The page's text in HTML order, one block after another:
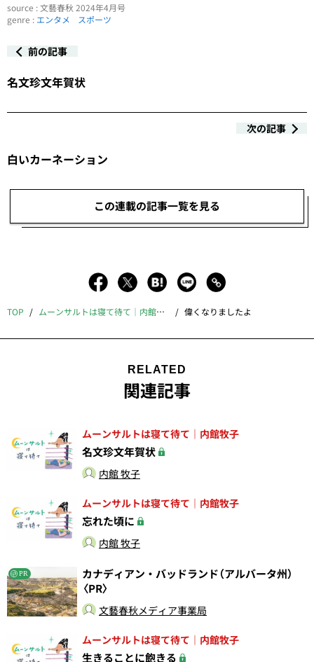
source : 文藝春秋 2024年4月号
genre : エンタメ スポーツ
前の記事
名文珍文年賀状
次の記事
白いカーネーション
この連載の記事一覧を見る
TOP ムーンサルトは寝て待て｜内館牧子 偉くなりましたよ
RELATED
関連記事
ムーンサルトは寝て待て｜内館牧子
名文珍文年賀状
内館 牧子
ムーンサルトは寝て待て｜内館牧子
忘れた頃に
内館 牧子
PR
カナディアン・バッドランド（アルバータ州）
〈PR〉
文藝春秋メディア事業局
ムーンサルトは寝て待て｜内館牧子
生きることに飽きる